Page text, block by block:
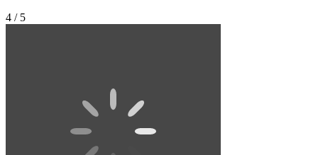
4 / 5